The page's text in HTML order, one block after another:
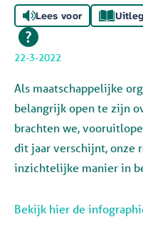
Lees voor
22-3-2022
Als maatschappelijke
belangrijk open te zijn
brachten we,
dit jaar verschijnt, onze
inzichtelijke manier in
Bekijk hier de